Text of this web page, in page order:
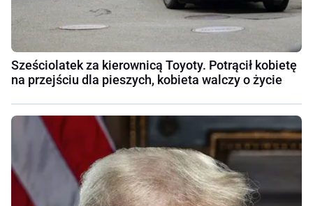
Sześciolatek za kierownicą Toyoty. Potrącił kobietę
na przejściu dla pieszych, kobieta walczy o życie